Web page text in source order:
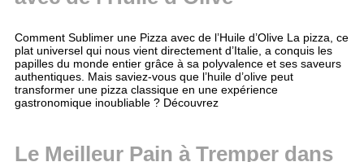
Comment Sublimer une Pizza avec de l’Huile d’Olive La pizza, ce
plat universel qui nous vient directement d’Italie, a conquis les
papilles du monde entier grâce à sa polyvalence et ses saveurs
authentiques. Mais saviez-vous que l’huile d’olive peut
transformer une pizza classique en une expérience
gastronomique inoubliable ? Découvrez
Le Meilleur Pain à Tremper dans